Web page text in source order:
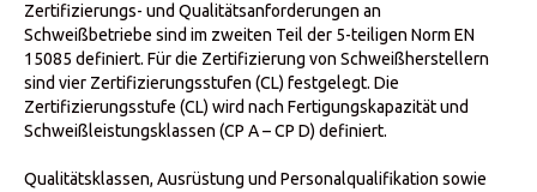
Zertifizierungs- und Qualitätsanforderungen an
Schweißbetriebe sind im zweiten Teil der 5-teiligen Norm EN
15085 definiert. Für die Zertifizierung von Schweißherstellern
sind vier Zertifizierungsstufen (CL) festgelegt. Die
Zertifizierungsstufe (CL) wird nach Fertigungskapazität und
Schweißleistungsklassen (CP A – CP D) definiert.
Qualitätsklassen, Ausrüstung und Personalqualifikation sowie